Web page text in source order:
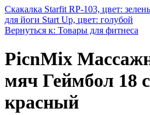
Скакалка Starfit RP-103, цвет:
для йоги Start Up, цвет: голубой
Вернуться к: Товары для фитнеса
PicnMix
мяч Геймбол 18
красный